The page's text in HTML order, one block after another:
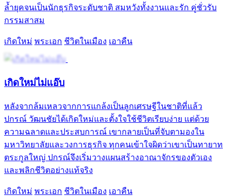
ล้ำยุคจนเป็นนักธุรกิจระดับชาติ สมหวังทั้งงานและรัก คู่ชั่วรับ
กรรมสาสม
เกิดใหม่ พระเอก ชีวิตในเมือง เอาคืน
เกิดใหม่ไม่แอ๊บ
หลังจากล้มเหลวจากการแกล้งเป็นลูกเศรษฐีในชาติที่แล้ว
ปกรณ์ วัฒนชัยได้เกิดใหม่และตั้งใจใช้ชีวิตเรียบง่าย แต่ด้วย
ความฉลาดและประสบการณ์ เขากลายเป็นที่จับตามองใน
มหาวิทยาลัยและวงการธุรกิจ ทุกคนเข้าใจผิดว่าเขาเป็นทายาท
ตระกูลใหญ่ ปกรณ์จึงเริ่มวางแผนสร้างอาณาจักรของตัวเอง
และพลิกชีวิตอย่างแท้จริง
เกิดใหม่ พระเอก ชีวิตในเมือง เอาคืน